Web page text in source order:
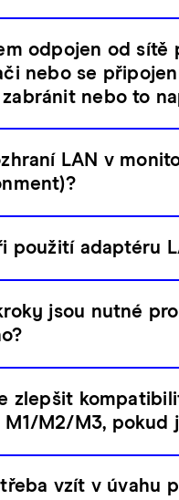
odpojen od sítě
nebo se
zabránit nebo to
LAN v
použití adaptéru
jsou nutné
zlepšit
M1/M2/M3, pokud
vzít v úvahu